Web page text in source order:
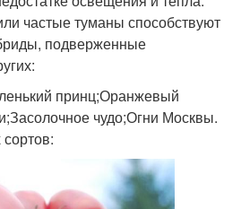
частые туманы способствуют
подверженные
принц;Оранжевый
чудо;Огни Москвы.